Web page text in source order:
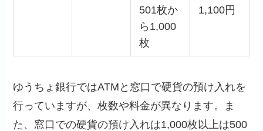
501枚か
ら1,000
枚
1,100円
ゆうちょ銀行ではATMと窓口で硬貨の預け入れを
行っていますが、枚数や料金が異なります。ま
た、窓口での硬貨の預け入れは1,000枚以上は500